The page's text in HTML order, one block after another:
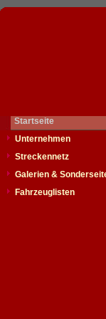
Startseite
Unternehmen
Streckennetz
Galerien &
Fahrzeuglisten